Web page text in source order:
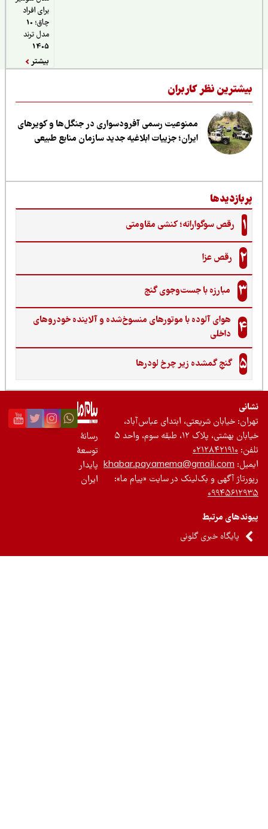
برای افراد
چاق؛ 10
مدل ترند
نظر کاربران
ممنوعیت رسمی آفرودسواری در جنگل‌ها و کویرهای
ایران؛ جزییات ابلاغیه جدید سازمان منابع طبیعی
رقص سوگوارانه؛ کنشی مقاومتی
رقص عزا
مبارزه با جست‌وجوی گنج‌
هوای آلوده با موتورهای منسوخ‌شده و آلاینده خودروهای
داخلی
گنجِ گمشده زیر چرخ لودرها
خیابان شریعتی، ابتدای عباس‌آباد،
بهشتی، پلاک ۱۲، طبقه سوم، واحد ۵
۰۲۱۲۸۴۲۱۹۱۰
khabar.payamema@gmail.com
آگهی و بک‌لینک در سایت «پیام ما»:
مرتبط
پایگاه خبری گلونی
رسانۀ
توسعۀ
پایدار
ایران